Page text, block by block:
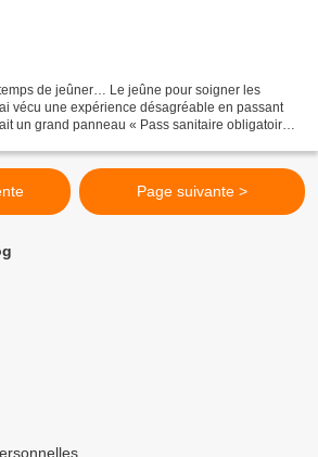
de jeûner… Le jeûne pour soigner les
vécu une expérience désagréable en passant
un grand panneau « Pass sanitaire obligatoire
Page suivante >